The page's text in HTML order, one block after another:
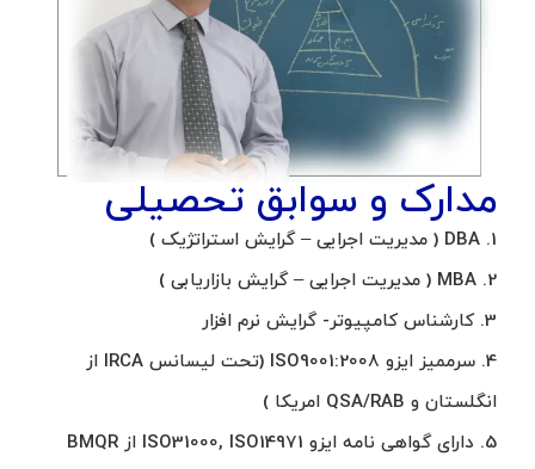
مدارک و سوابق تحصیلی
1. DBA ( مدیریت اجرایی – گرایش استراتژیک )
2. MBA ( مدیریت اجرایی – گرایش بازاریابی )
3. کارشناس کامپیوتر- گرایش نرم افزار
4. سرممیز ایزو ISO9001:2008 (تحت لیسانس IRCA از
انگلستان و QSA/RAB امریکا )
5. دارای گواهی نامه ایزو ISO31000, ISO14971 از BMQR